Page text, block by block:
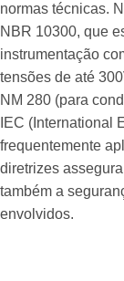
normas técnicas.
NBR 10300, que
instrumentação
tensões de até
NM 280 (para
IEC (International
frequentemente
diretrizes
também a
envolvidos.